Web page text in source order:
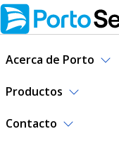
Acerca de Porto
Productos
Contacto